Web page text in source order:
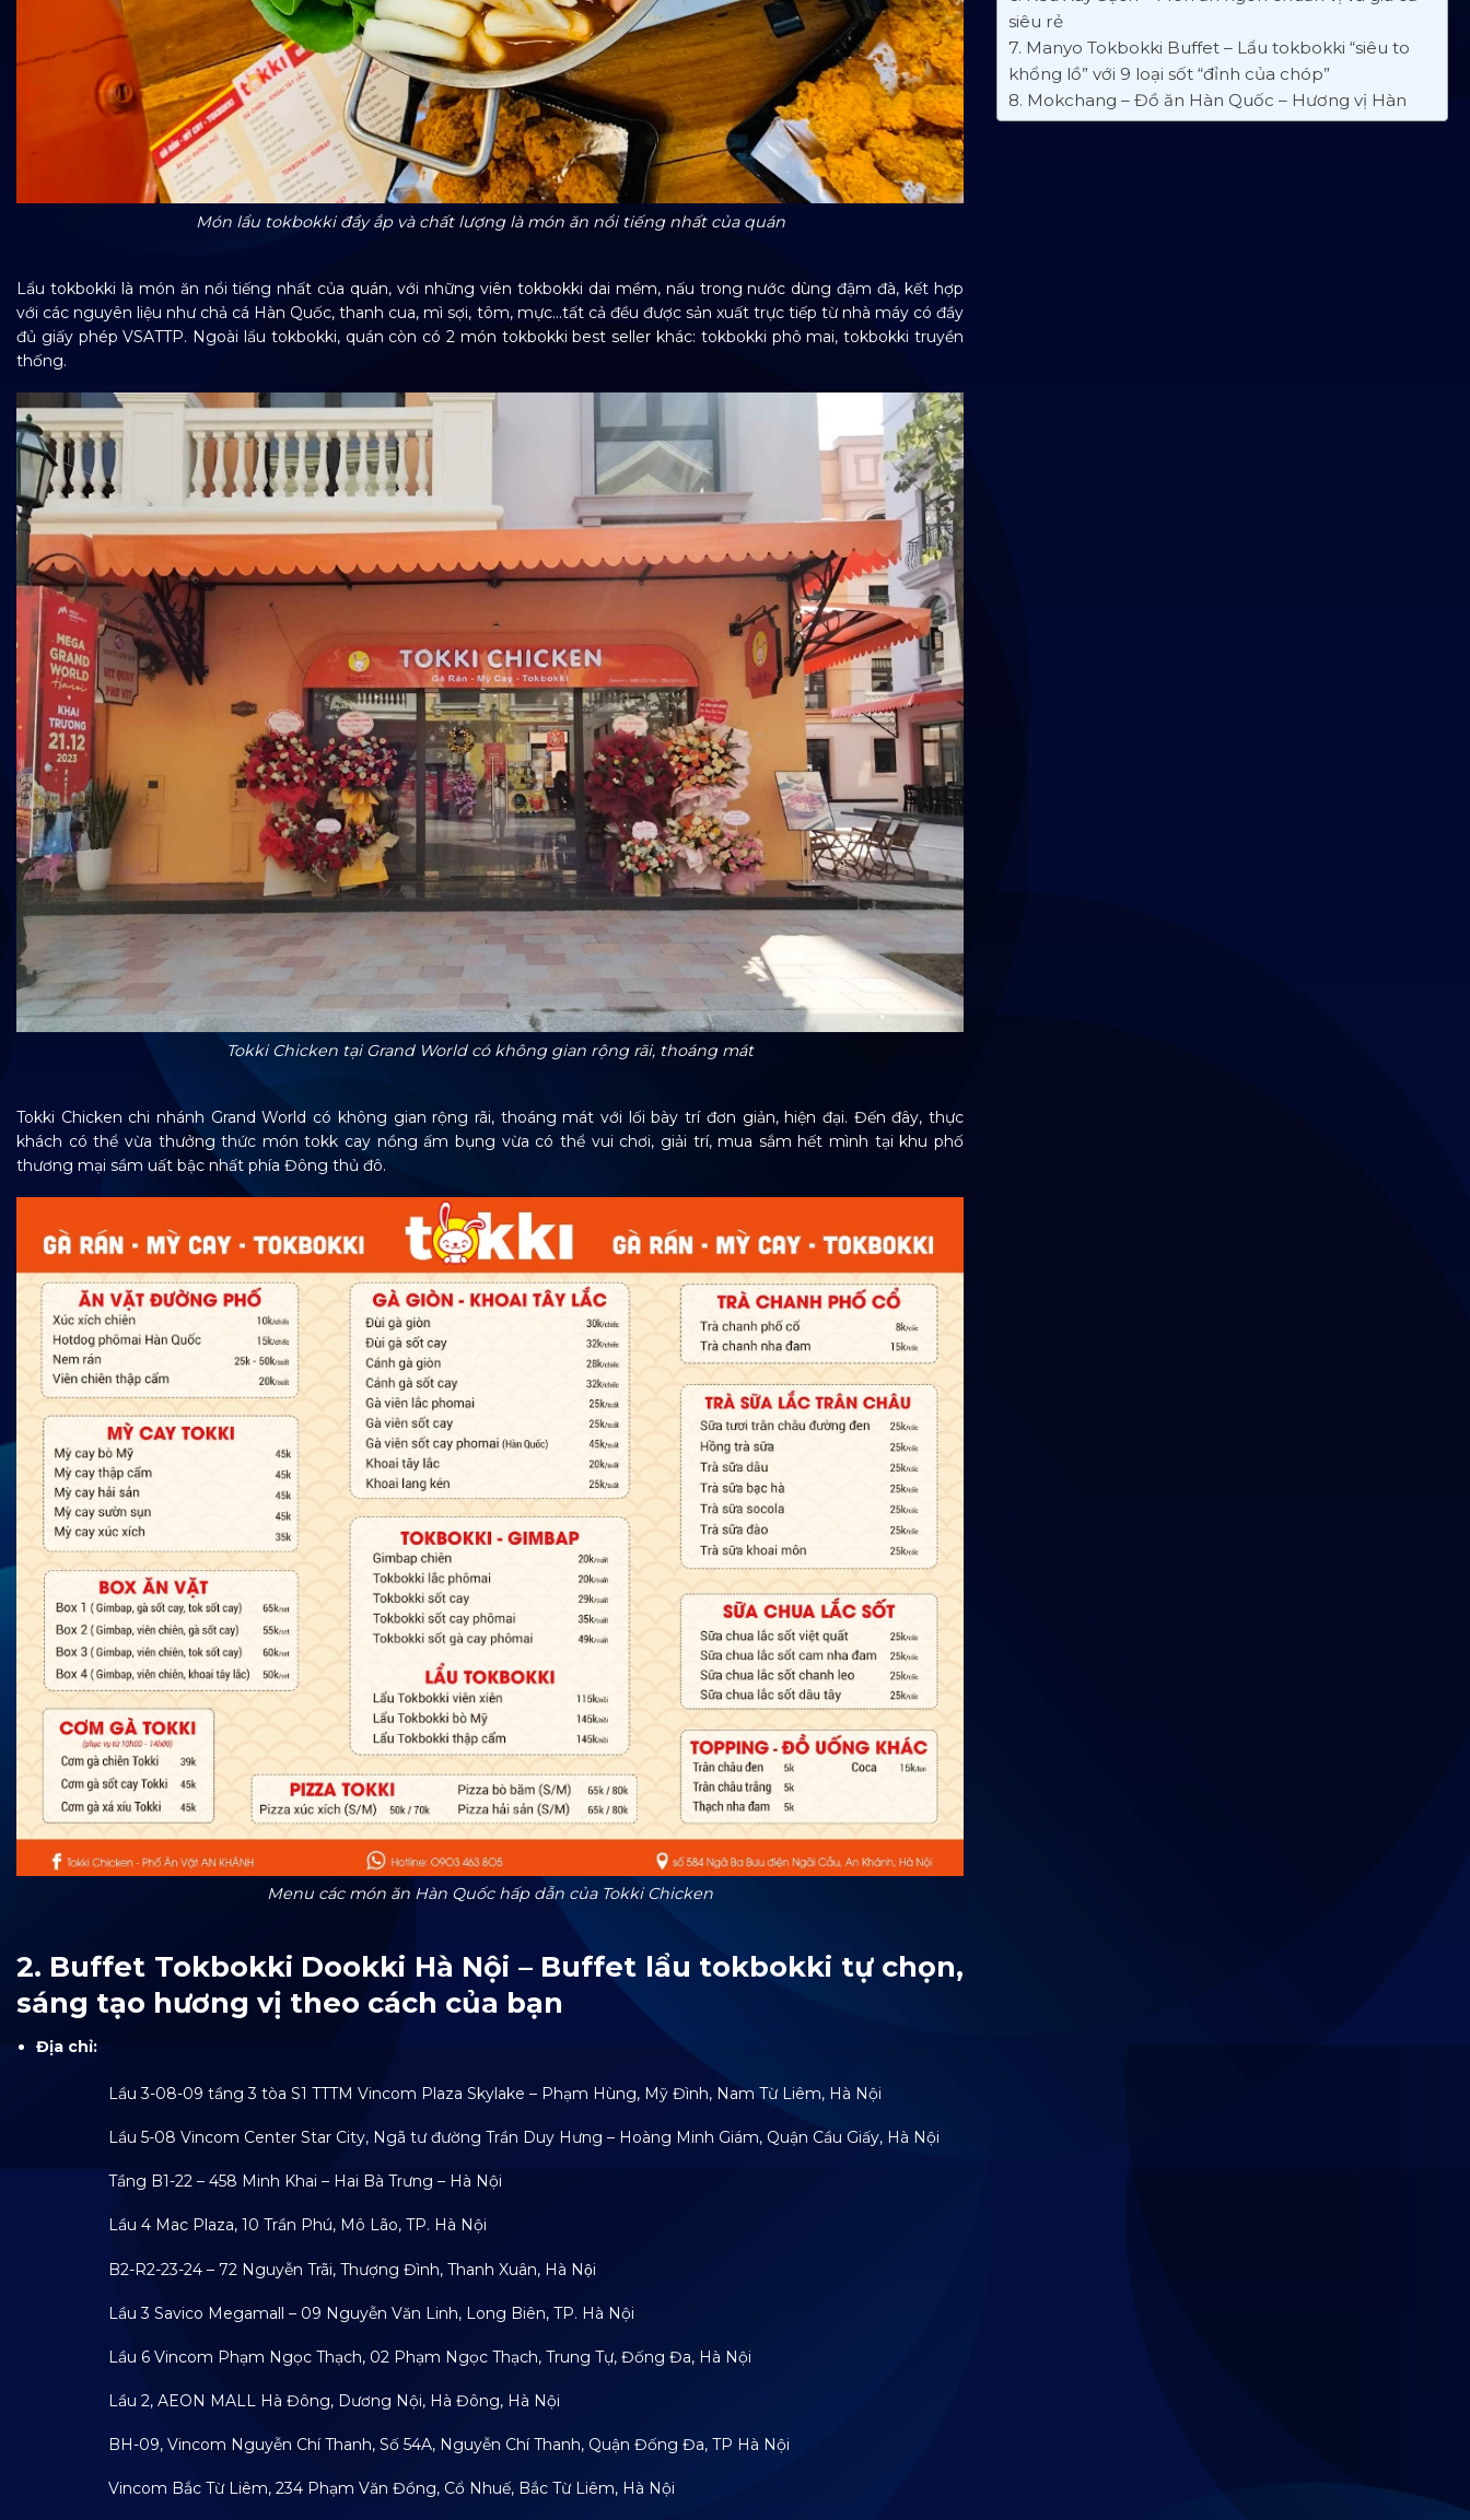
Món lẩu tokbokki đầy ắp và chất lượng là món ăn nổi tiếng nhất của quán
Lẩu tokbokki là món ăn nổi tiếng nhất của quán, với những viên tokbokki dai mềm, nấu trong nước dùng đậm đà, kết hợp
với các nguyên liệu như chả cá Hàn Quốc, thanh cua, mì sợi, tôm, mực…tất cả đều được sản xuất trực tiếp từ nhà máy có đầy
đủ giấy phép VSATTP. Ngoài lẩu tokbokki, quán còn có 2 món tokbokki best seller khác: tokbokki phô mai, tokbokki truyền
thống.
Tokki Chicken tại Grand World có không gian rộng rãi, thoáng mát
Tokki Chicken chi nhánh Grand World có không gian rộng rãi, thoáng mát với lối bày trí đơn giản, hiện đại. Đến đây, thực
khách có thể vừa thưởng thức món tokk cay nồng ấm bụng vừa có thể vui chơi, giải trí, mua sắm hết mình tại khu phố
thương mại sầm uất bậc nhất phía Đông thủ đô.
Menu các món ăn Hàn Quốc hấp dẫn của Tokki Chicken
2. Buffet Tokbokki Dookki Hà Nội – Buffet lẩu tokbokki tự chọn,
sáng tạo hương vị theo cách của bạn
Địa chỉ:
Lầu 3-08-09 tầng 3 tòa S1 TTTM Vincom Plaza Skylake – Phạm Hùng, Mỹ Đình, Nam Từ Liêm, Hà Nội
Lầu 5-08 Vincom Center Star City, Ngã tư đường Trần Duy Hưng – Hoàng Minh Giám, Quận Cầu Giấy, Hà Nội
Tầng B1-22 – 458 Minh Khai – Hai Bà Trưng – Hà Nội
Lầu 4 Mac Plaza, 10 Trần Phú, Mô Lão, TP. Hà Nội
B2-R2-23-24 – 72 Nguyễn Trãi, Thượng Đình, Thanh Xuân, Hà Nội
Lầu 3 Savico Megamall – 09 Nguyễn Văn Linh, Long Biên, TP. Hà Nội
Lầu 6 Vincom Phạm Ngọc Thạch, 02 Phạm Ngọc Thạch, Trung Tự, Đống Đa, Hà Nội
Lầu 2, AEON MALL Hà Đông, Dương Nội, Hà Đông, Hà Nội
BH-09, Vincom Nguyễn Chí Thanh, Số 54A, Nguyễn Chí Thanh, Quận Đống Đa, TP Hà Nội
Vincom Bắc Từ Liêm, 234 Phạm Văn Đồng, Cổ Nhuế, Bắc Từ Liêm, Hà Nội
siêu rẻ
7. Manyo Tokbokki Buffet – Lẩu tokbokki “siêu to
khổng lồ” với 9 loại sốt “đỉnh của chóp”
8. Mokchang – Đồ ăn Hàn Quốc – Hương vị Hàn
Quốc cho khẩu vị Việt